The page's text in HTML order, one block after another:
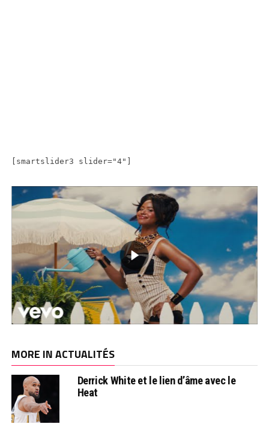
[smartslider3 slider="4"]
MORE IN ACTUALITÉS
Derrick White et le lien d’âme avec le
Heat